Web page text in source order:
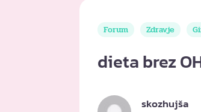
Forum Zdravje
dieta brez
skozhujša